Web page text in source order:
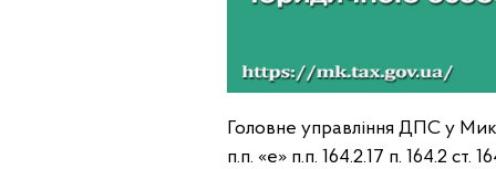
Головне управління ДПС у
п.п. «е» п.п. 164.2.17 п. 164.2